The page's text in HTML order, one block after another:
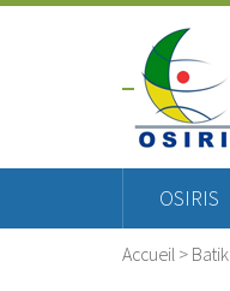
OSIRIS
Accueil > Batik